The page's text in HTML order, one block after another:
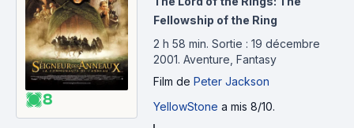
8
l'anneau (2001)
Fellowship of the Ring
2 h 58 min. Sortie : 19 décembre
2001. Aventure, Fantasy
Film de Peter Jackson
YellowStone a mis 8/10.